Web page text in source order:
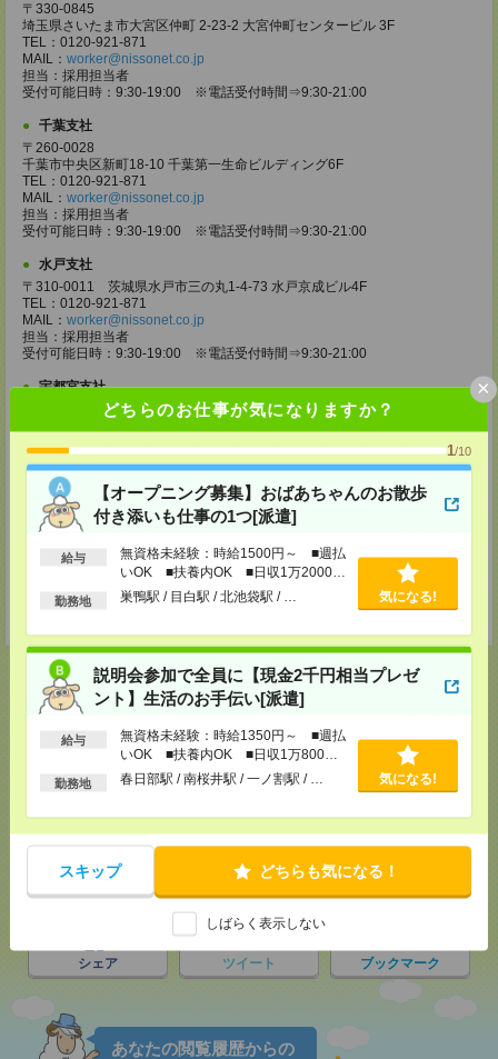
どちらのお仕事が気になりますか？
1/10
【オープニング募集】おばあちゃんのお散歩
付き添いも仕事の1つ[派遣]
給与
無資格未経験：時給1500円～ ■週払
いOK ■扶養内OK ■日収1万2000円
以上
勤務地 巣鴨駅 / 目白駅 / 北池袋駅 / … 気になる!
説明会参加で全員に【現金2千円相当プレゼ
ント】生活のお手伝い[派遣]
給与
無資格未経験：時給1350円～ ■週払
いOK ■扶養内OK ■日収1万800円
以上
勤務地 春日部駅 / 南桜井駅 / 一ノ割駅 / … 気になる!
スキップ どちらも気になる！
しばらく表示しない
×
〒330-0845
埼玉県さいたま市大宮区仲町 2-23-2 大宮仲町センタービル 3F
TEL：0120-921-871
MAIL： worker@nissonet.co.jp
担当：採用担当者
受付可能日時：9:30-19:00 ※電話受付時間⇒9:30-21:00
千葉支社
〒260-0028
千葉市中央区新町18-10 千葉第一生命ビルディング6F
TEL：0120-921-871
MAIL： worker@nissonet.co.jp
担当：採用担当者
受付可能日時：9:30-19:00 ※電話受付時間⇒9:30-21:00
水戸支社
〒310-0011 茨城県水戸市三の丸1-4-73 水戸京成ビル4F
TEL：0120-921-871
MAIL： worker@nissonet.co.jp
担当：採用担当者
受付可能日時：9:30-19:00 ※電話受付時間⇒9:30-21:00
宇都宮支社
〒320-0811 栃木県宇都宮市大通り1-2-11 フコク生命ビル4F
担当：採用担当者
受付可能日時：9:30-19:00 ※電話受付時間⇒9:30-21:00
高崎支社
埼玉県さいたま市大宮区仲町2-23-2 大宮仲町センタービル3F（さいたま
支社内）
TEL：0120-921-871
worker@nissonet.co.jp
担当：採用担当者
受付可能日時：9:30-19:00 ※電話受付時間⇒9:30-21:00
応募ページへ
気になる！
で送る
シェア ツイート ブックマーク
あなたの閲覧履歴からの